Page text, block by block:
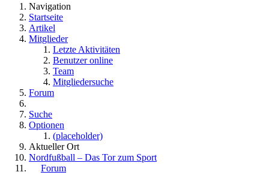
Navigation
Startseite
Artikel
Mitglieder
Letzte Aktivitäten
Benutzer online
Team
Mitgliedersuche
Forum
Suche
Optionen
(placeholder)
Aktueller Ort
Nordfußball – Das Tor zum Sport
Forum